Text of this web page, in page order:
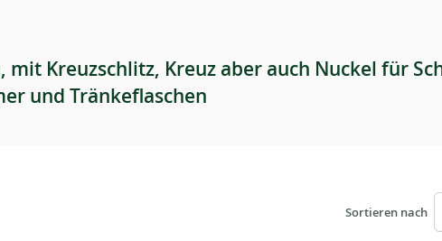
Kreuzschlitz, Kreuz aber auch Nuckel für
und Tränkeflaschen
Sortieren nach